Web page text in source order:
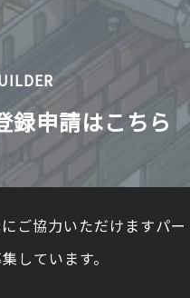
録申請はこちら
ご協力いただけますパ
しています。